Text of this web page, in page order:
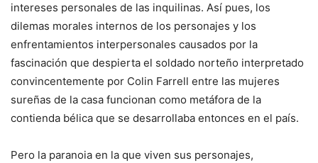
intereses personales de las inquilinas. Así pues, los
dilemas morales internos de los personajes y los
enfrentamientos interpersonales causados por la
fascinación que despierta el soldado norteño interpretado
convincentemente por Colin Farrell entre las mujeres
sureñas de la casa funcionan como metáfora de la
contienda bélica que se desarrollaba entonces en el país.
Pero la paranoia en la que viven sus personajes,